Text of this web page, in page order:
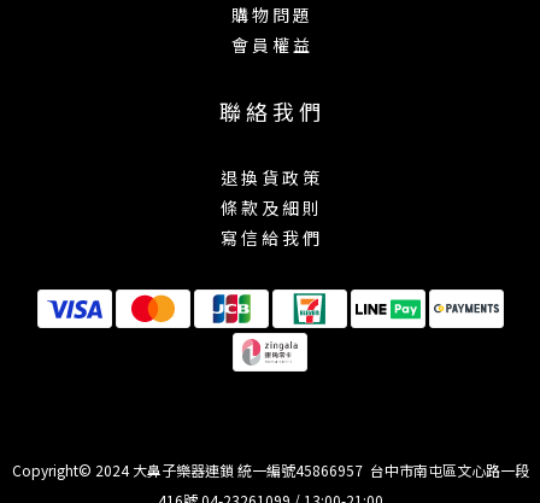
購 物 問 題
會 員 權 益
聯 絡 我 們
退 換 貨 政 策
條 款 及 細 則
寫 信 給 我 們
Copyright© 2024 大鼻子樂器連鎖 統一編號45866957 台中市南屯區文心路一段